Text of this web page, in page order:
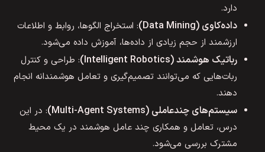
دارد.
داده‌کاوی (Data Mining)
: استخراج الگوها، روابط و اطلاعات
ارزشمند از حجم زیادی از داده‌ها، آموزش داده می‌شود.
رباتیک هوشمند (Intelligent Robotics)
: طراحی و کنترل
ربات‌هایی که می‌توانند تصمیم‌گیری و تعامل هوشمندانه انجام
دهند.
سیستم‌های چندعاملی (Multi-Agent Systems)
: در این
درس، تعامل و همکاری چند عامل هوشمند در یک محیط
مشترک بررسی می‌شود.